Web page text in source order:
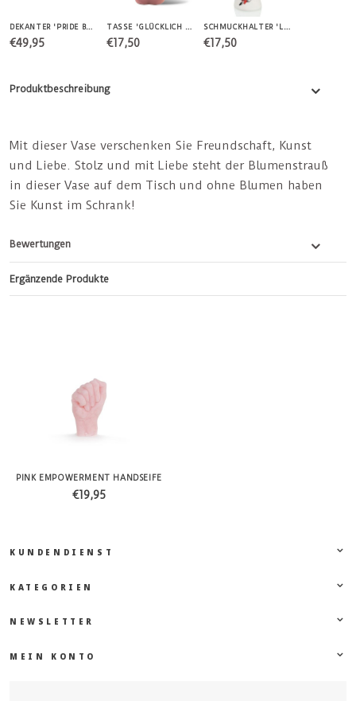
DEKANTER 'PRIDE BODY'
€49,95
TASSE 'GLÜCKLICH MIT MEINEM KÖRPER'
€17,50
SCHMUCKHALTER 'LOVE TATTOO'
€17,50
Produktbeschreibung
Mit dieser Vase verschenken Sie Freundschaft, Kunst
und Liebe. Stolz und mit Liebe steht der Blumenstrauß
in dieser Vase auf dem Tisch und ohne Blumen haben
Sie Kunst im Schrank!
Bewertungen
Ergänzende Produkte
PINK EMPOWERMENT HANDSEIFE
€19,95
KUNDENDIENST
KATEGORIEN
NEWSLETTER
MEIN KONTO